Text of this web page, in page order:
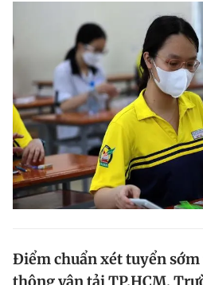
Điểm chuẩn xét tuyển